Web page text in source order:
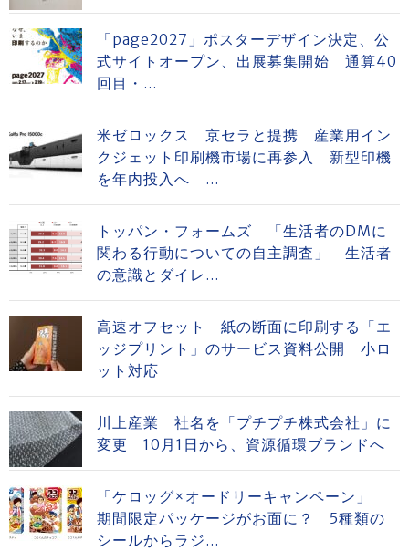
「page2027」ポスターデザイン決定、公
式サイトオープン、出展募集開始 通算40
回目・...
米ゼロックス 京セラと提携 産業用イン
クジェット印刷機市場に再参入 新型印機
を年内投入へ ...
トッパン・フォームズ 「生活者のDMに
関わる行動についての自主調査」 生活者
の意識とダイレ...
高速オフセット 紙の断面に印刷する「エ
ッジプリント」のサービス資料公開 小ロ
ット対応
川上産業 社名を「プチプチ株式会社」に
変更 10月1日から、資源循環ブランドへ
「ケロッグ×オードリーキャンペーン」
期間限定パッケージがお面に？ 5種類の
シールからラジ...